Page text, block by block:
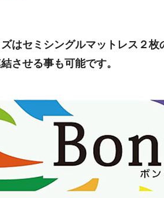
はセミシングルマットレス２枚
させる事も可能です。